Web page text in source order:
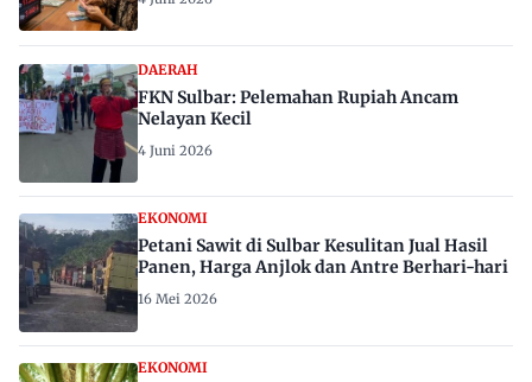
DAERAH
FKN Sulbar: Pelemahan Rupiah Ancam
Nelayan Kecil
4 Juni 2026
EKONOMI
Petani Sawit di Sulbar Kesulitan Jual Hasil
Panen, Harga Anjlok dan Antre Berhari-hari
16 Mei 2026
EKONOMI